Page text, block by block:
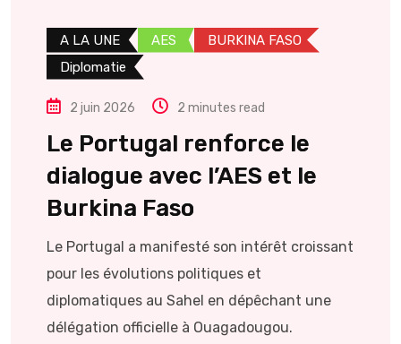
A LA UNE AES
BURKINA FASO
Diplomatie
2 juin 2026 2 minutes read
Le Portugal renforce le
dialogue avec l’AES et le
Burkina Faso
Le Portugal a manifesté son intérêt croissant
pour les évolutions politiques et
diplomatiques au Sahel en dépêchant une
délégation officielle à Ouagadougou.